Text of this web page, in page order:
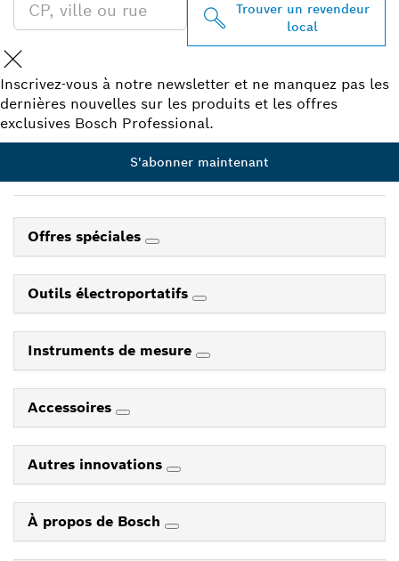
Trouver un revendeur
local
Inscrivez-vous à notre newsletter et ne manquez pas les
dernières nouvelles sur les produits et les offres
exclusives Bosch Professional.
S'abonner maintenant
Offres spéciales
Outils électroportatifs
Instruments de mesure
Accessoires
Autres innovations
À propos de Bosch